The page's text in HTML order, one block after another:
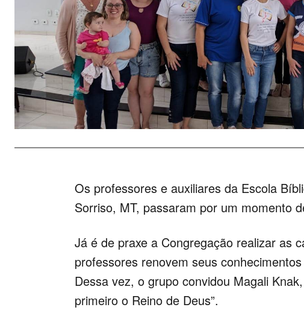
Os professores e auxiliares da Escola
Sorriso, MT, passaram por um momento
Já é de praxe a Congregação realizar as
professores renovem seus
Dessa vez, o grupo convidou Magali
primeiro o Reino de Deus”.